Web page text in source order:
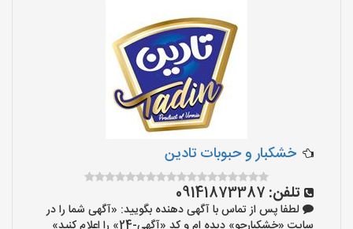
خشکبار و حبوبات تادین
تلفن: 09141873387
لطفا پس از تماس با آگهی دهنده بگویید: «آگهی شما را در